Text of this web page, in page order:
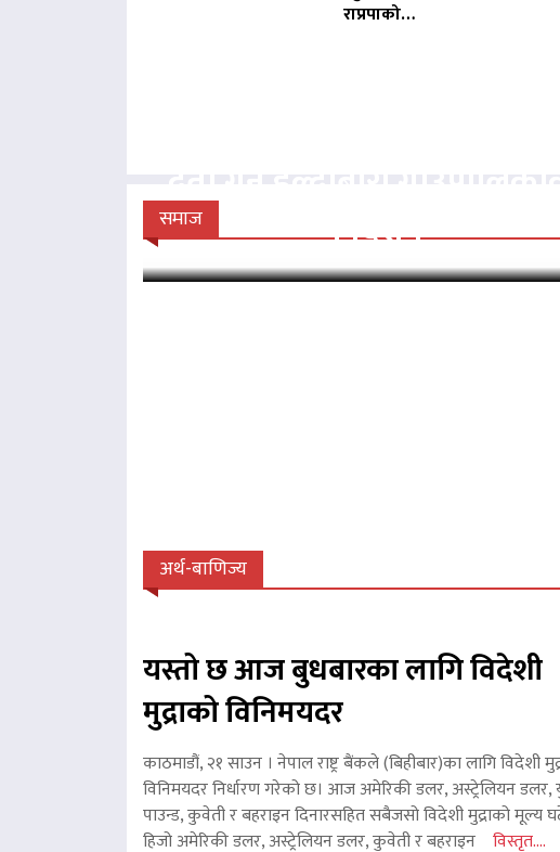
राप्रपाको…
समाज
निर्देशन
अर्थ-बाणिज्य
यस्तो छ आज बुधबारका लागि विदेशी
मुद्राको विनिमयदर
काठमाडौं, २१ साउन । नेपाल राष्ट्र बैंकले (बिहीबार)का लागि विदेशी
विनिमयदर निर्धारण गरेको छ। आज अमेरिकी डलर, अस्ट्रेलियन डलर,
पाउन्ड, कुवेती र बहराइन दिनारसहित सबैजसो विदेशी मुद्राको मूल्य
हिजो अमेरिकी डलर, अस्ट्रेलियन डलर, कुवेती र बहराइन विस्तृत....